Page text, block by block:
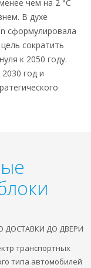
чем на 2 °C
В духе
сформулировала
сократить
к 2050 году.
год и
ДОСТАВКИ ДО ДВЕРИ
транспортных
типа автомобилей